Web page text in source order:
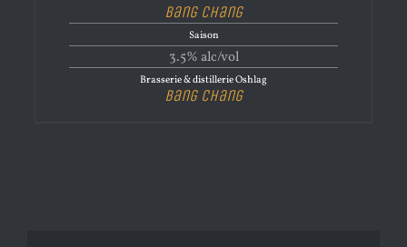
Bang Chang
Saison
3.5% alc/vol
Brasserie & distillerie Oshlag
Bang Chang